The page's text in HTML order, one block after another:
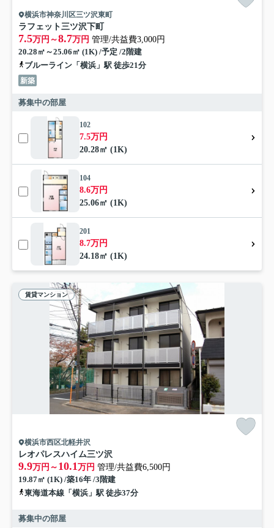
横浜市神奈川区三ツ沢東町
ラフェット三ツ沢下町
7.5万円～8.7万円 管理/共益費3,000円
20.28㎡～25.06㎡ (1K) /予定 /2階建
ブルーライン「横浜」駅 徒歩21分
新築
募集中の部屋
102
7.5万円
20.28㎡ (1K)
104
8.6万円
25.06㎡ (1K)
201
8.7万円
24.18㎡ (1K)
賃貸マンション
横浜市西区北軽井沢
レオパレスハイム三ツ沢
9.9万円～ 10.1万円 管理/共益費6,500円
19.87㎡ (1K) /築16年 /3階建
東海道本線「横浜」駅 徒歩37分
募集中の部屋